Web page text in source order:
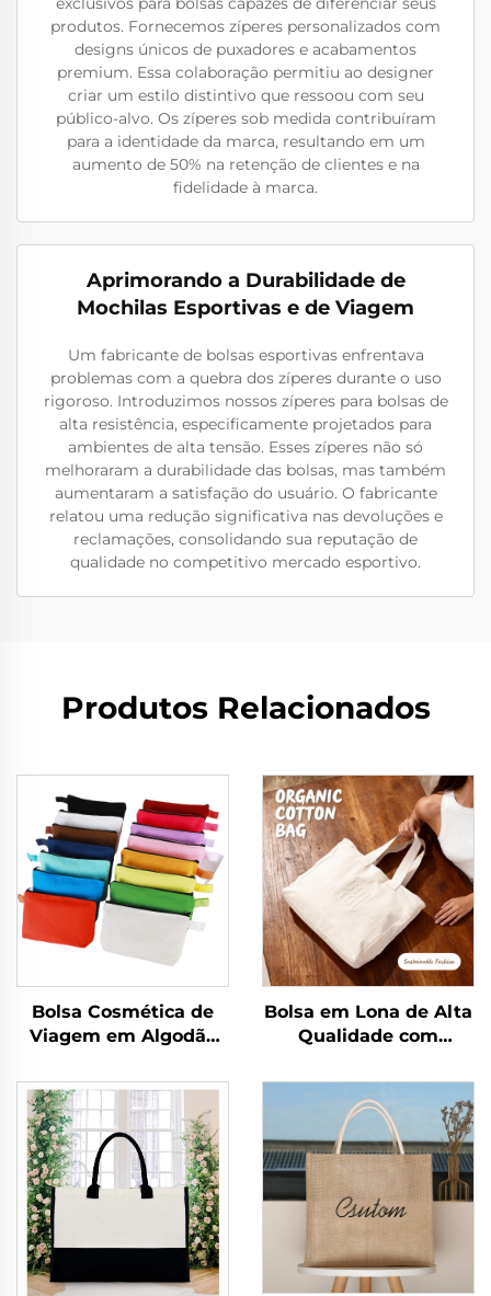
produtos. Fornecemos zíperes personalizados com
designs únicos de puxadores e acabamentos
premium. Essa colaboração permitiu ao designer
criar um estilo distintivo que ressoou com seu
público-alvo. Os zíperes sob medida contribuíram
para a identidade da marca, resultando em um
aumento de 50% na retenção de clientes e na
fidelidade à marca.
Aprimorando a Durabilidade de
Mochilas Esportivas e de Viagem
Um fabricante de bolsas esportivas enfrentava
problemas com a quebra dos zíperes durante o uso
rigoroso. Introduzimos nossos zíperes para bolsas de
alta resistência, especificamente projetados para
ambientes de alta tensão. Esses zíperes não só
melhoraram a durabilidade das bolsas, mas também
aumentaram a satisfação do usuário. O fabricante
relatou uma redução significativa nas devoluções e
reclamações, consolidando sua reputação de
qualidade no competitivo mercado esportivo.
Produtos Relacionados
Bolsa Cosmética de
Viagem em Algodão
Personalizado,
Ecologicamente
Correta,
Compartimento
Dobrável com Zíper
para Armazenamento,
Inclui Presentes
Bolsa em Lona de Alta
Qualidade com
Personalizado,
Atacado, Reutilizável,
com Fechamento em
Zíper, Média, Bolsa
Promocional com
Estampa de Letras